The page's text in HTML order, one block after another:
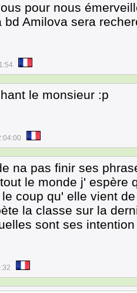
pour nous
bd Amilova sera
le monsieur :p
na pas finir ses
le monde j' espère
coup qu' elle vient
la classe sur la
sont ses